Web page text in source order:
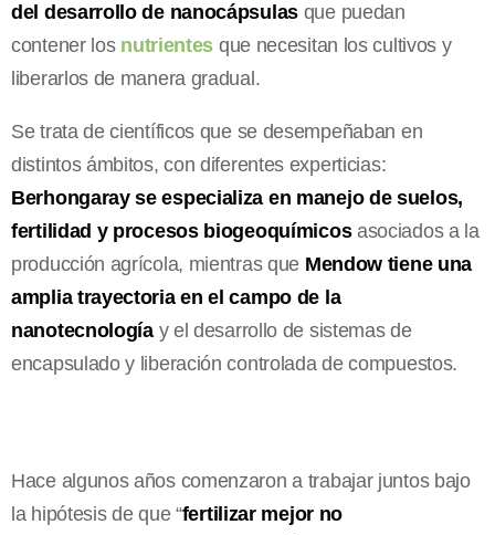
del desarrollo de nanocápsulas que puedan
contener los nutrientes que necesitan los cultivos y
liberarlos de manera gradual.
Se trata de científicos que se desempeñaban en
distintos ámbitos, con diferentes experticias:
Berhongaray se especializa en manejo de suelos,
fertilidad y procesos biogeoquímicosasociados a la
producción agrícola, mientras que Mendow tiene una
amplia trayectoria en el campo de la
nanotecnologíay el desarrollo de sistemas de
encapsulado y liberación controlada de compuestos.
Hace algunos años comenzaron a trabajar juntos bajo
la hipótesis de que “fertilizar mejor no